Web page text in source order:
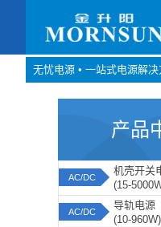
无忧电源 • 一站式电源解决
网站
产品
AC/DC
机壳开关
(15-
AC/DC
导轨电源
(10-960W)